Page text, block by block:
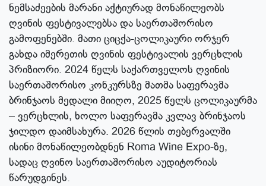
ნემსაძეების მარანი აქტიურად მონაწილეობს
ღვინის ფესტივალებსა და საერთაშორისო
გამოფენებში. მათი ციცქა-ცოლიკაური ორჯერ
გახდა იმერეთის ღვინის ფესტივალის ვერცხლის
პრიზიორი. 2024 წელს საქართველოს ღვინის
საერთაშორისო კონკურსზე მათმა საფერავმა
ბრინჯაოს მედალი მიიღო, 2025 წელს ცოლიკაურმა
– ვერცხლის, ხოლო საფერავმა კვლავ ბრინჯაოს
ჯილდო დაიმსახურა. 2026 წლის თებერვალში
ისინი მონაწილეობდნენ Roma Wine Expo-ზე,
სადაც ღვინო საერთაშორისო აუდიტორიას
წარუდგინეს.